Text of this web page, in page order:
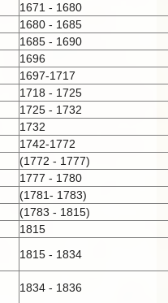
1671 - 1680
1680 - 1685
1685 - 1690
1696
1697-1717
1718 - 1725
1725 - 1732
1732
1742-1772
(1772 - 1777)
1777 - 1780
(1781- 1783)
(1783 - 1815)
1815
1815 - 1834
1834 - 1836